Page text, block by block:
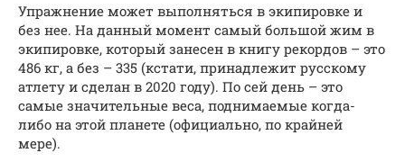
Упражнение может выполняться в экипировке и
без нее. На данный момент самый большой жим в
экипировке, который занесен в книгу рекордов – это
486 кг, а без – 335 (кстати, принадлежит русскому
атлету и сделан в 2020 году). По сей день – это
самые значительные веса, поднимаемые когда-
либо на этой планете (официально, по крайней
мере).